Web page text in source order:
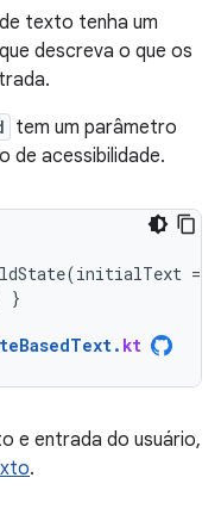
texto tenha um
descreva o que os
tem um parâmetro
de acessibilidade.
(initialText =
}
. kt
e entrada do usuário,
.